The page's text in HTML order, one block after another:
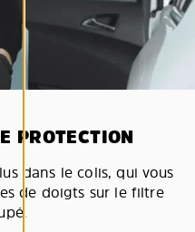
PROTECTION
dans le colis, qui vous
de doigts sur le filtre